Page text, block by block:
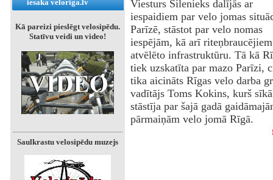
iesaka veloriga.lv
Kā pareizi pieslēgt velosipēdu.
Statīvu veidi un video!
Saulkrastu velosipēdu muzejs
Viesturs Silenieks dalījās ar
iespaidiem par velo jomas
Parīzē, stāstot par velo nomas
iespējām, kā arī riteņbraucējiem
atvēlēto infrastruktūru. Tā kā
tiek uzskatīta par mazo Parīzi,
tika aicināts Rīgas velo darba
vadītājs Toms Kokins, kurš
stāstīja par šajā gadā
pārmaiņām velo jomā Rīgā.